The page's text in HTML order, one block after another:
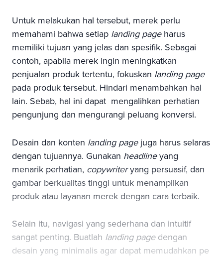
Untuk melakukan hal tersebut, merek perlu
memahami bahwa setiap landing pageharus
memiliki tujuan yang jelas dan spesifik. Sebagai
contoh, apabila merek ingin meningkatkan
penjualan produk tertentu, fokuskan landing page
pada produk tersebut. Hindari menambahkan hal
lain. Sebab, hal ini dapat mengalihkan perhatian
pengunjung dan mengurangi peluang konversi.
Desain dan konten landing pagejuga harus selaras
dengan tujuannya. Gunakan headlineyang
menarik perhatian, copywriteryang persuasif, dan
gambar berkualitas tinggi untuk menampilkan
produk atau layanan merek dengan cara terbaik.
Selain itu, navigasi yang sederhana dan intuitif
sangat penting. Buatlah landing pagedengan
desain yang minimalis agar dapat memudahkan pe